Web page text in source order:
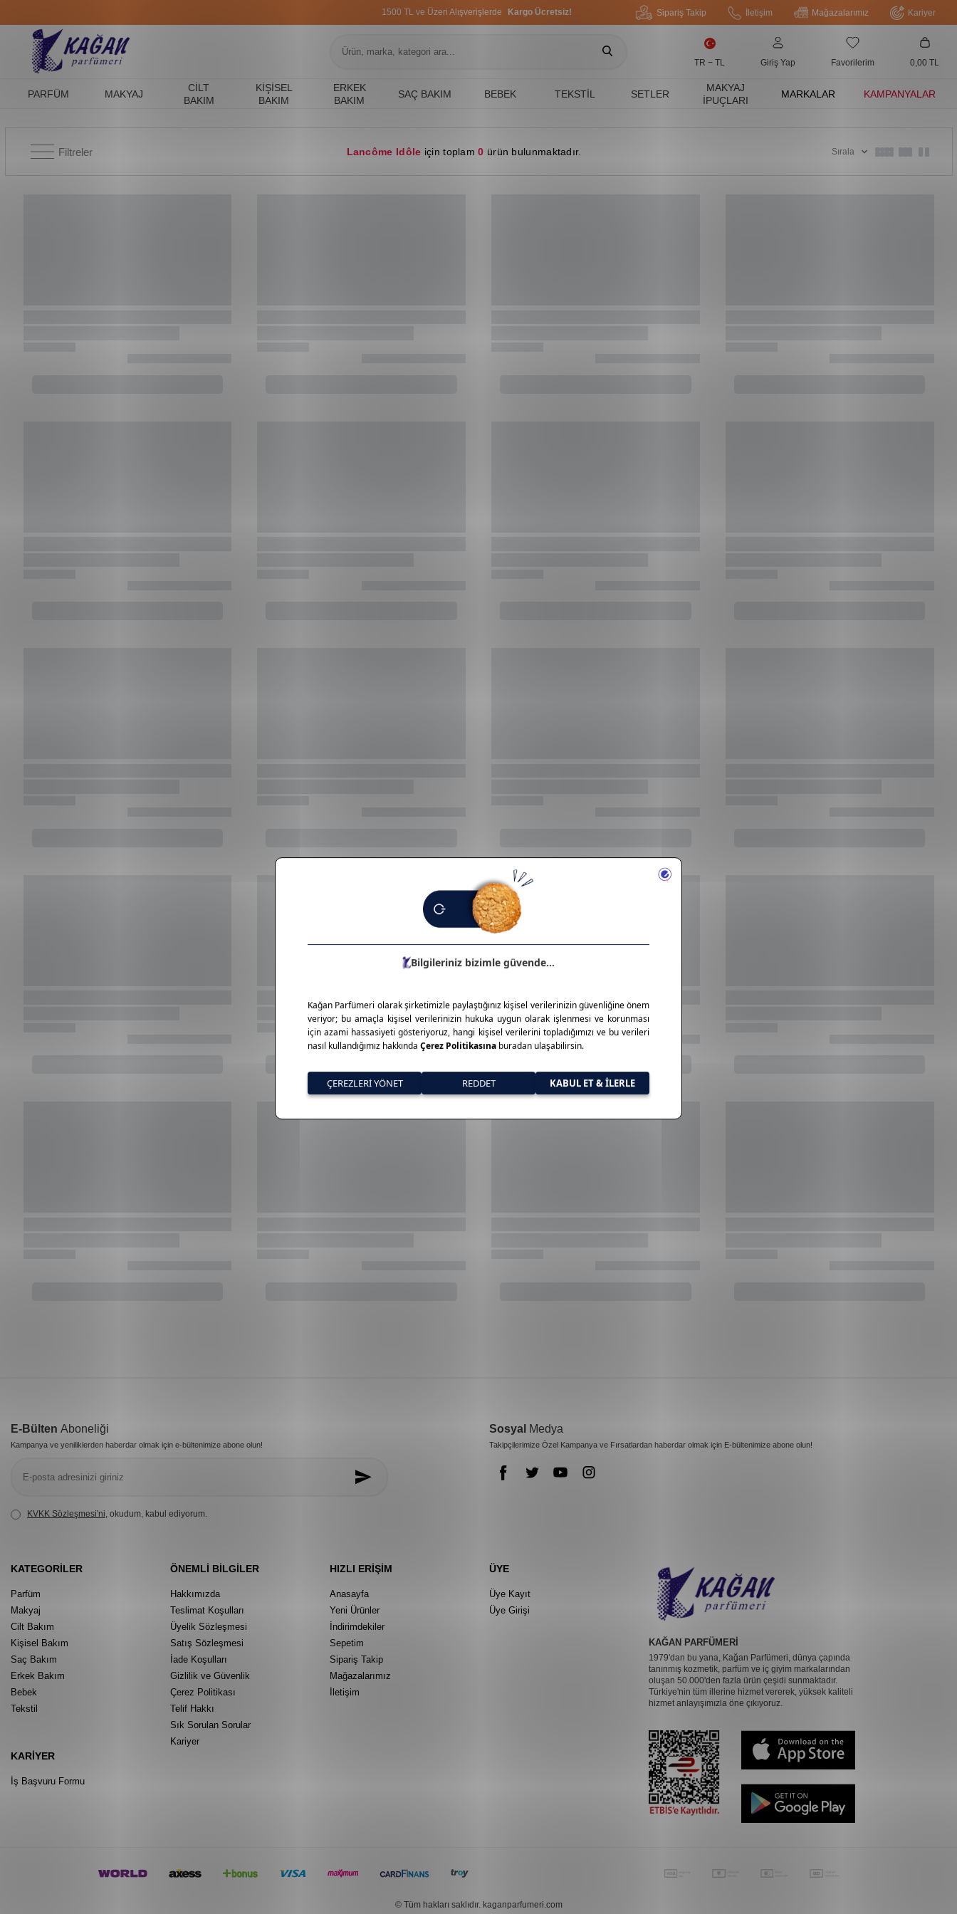
1500 TL ve Üzeri Alışverişlerde Kargo Ücretsiz! Sipariş Takip İletişim Mağazalarımız Kariyer
TR − TL Giriş Yap Favorilerim 0,00 TL
PARFÜM MAKYAJ
CILT
BAKIM
KIŞISEL
BAKIM
ERKEK
BAKIM
SAÇ BAKIM BEBEK TEKSTIL SETLER
MAKYAJ
İPUÇLARI
MARKALAR KAMPANYALAR
Filtreler Lancôme Idôle için toplam0 ürün bulunmaktadır. Sırala
E-Bülten Aboneliği
Kampanya ve yeniliklerden haberdar olmak için e-bültenimize abone olun!
KVKK Sözleşmesi'ni, okudum, kabul ediyorum.
Sosyal Medya
Takipçilerimize Özel Kampanya ve Fırsatlardan haberdar olmak için E-bültenimize abone olun!
KATEGORILER
Parfüm
Makyaj
Cilt Bakım
Kişisel Bakım
Saç Bakım
Erkek Bakım
Bebek
Tekstil
ÖNEMLI BILGILER
Hakkımızda
Teslimat Koşulları
Üyelik Sözleşmesi
Satış Sözleşmesi
İade Koşulları
Gizlilik ve Güvenlik
Çerez Politikası
Telif Hakkı
Sık Sorulan Sorular
Kariyer
HIZLI ERIŞIM
Anasayfa
Yeni Ürünler
İndirimdekiler
Sepetim
Sipariş Takip
Mağazalarımız
İletişim
ÜYE
Üye Kayıt
Üye Girişi
KARIYER
İş Başvuru Formu
KAĞAN PARFÜMERİ
1979'dan bu yana, Kağan Parfümeri, dünya çapında
tanınmış kozmetik, parfüm ve iç giyim markalarından
oluşan 50.000'den fazla ürün çeşidi sunmaktadır.
Türkiye'nin tüm illerine hizmet vererek, yüksek kaliteli
hizmet anlayışımızla öne çıkıyoruz.
© Tüm hakları saklıdır. kaganparfumeri.com